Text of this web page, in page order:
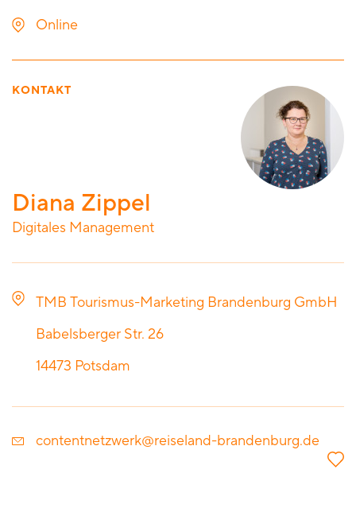
Online
KONTAKT
Diana Zippel
Digitales Management
TMB Tourismus-Marketing Brandenburg GmbH
Babelsberger Str. 26
14473 Potsdam
contentnetzwerk@reiseland-brandenburg.de